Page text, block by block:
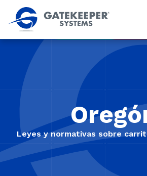
Leyes y normativas sobre